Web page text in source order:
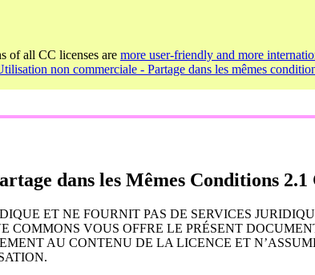
of all CC licenses are more user-friendly and more
non commerciale - Partage dans les mêmes
dans les Mêmes Conditions 2.1
ET NE FOURNIT PAS DE SERVICES
COMMONS VOUS OFFRE LE PRÉSENT
AU CONTENU DE LA LICENCE ET